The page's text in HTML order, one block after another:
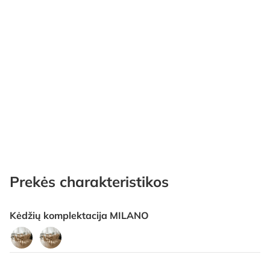
Prekės charakteristikos
Kėdžių komplektacija MILANO